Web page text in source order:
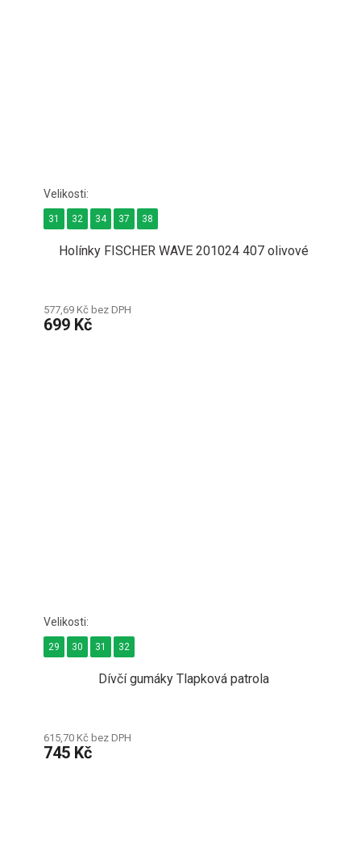
Holínky FISCHER WAVE 201024 407 olivové
577,69 Kč bez DPH
699 Kč
31 32 34 37 38
Dívčí gumáky Tlapková patrola
615,70 Kč bez DPH
745 Kč
29 30 31 32